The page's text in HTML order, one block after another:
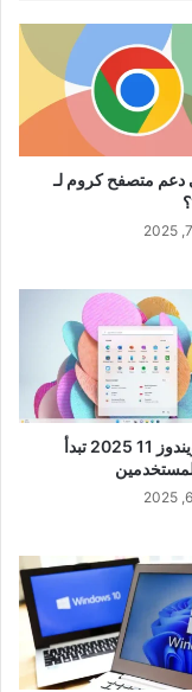
دعم متصفح كروم لـ
تحديثات ويندوز 11 2025 تبدأ